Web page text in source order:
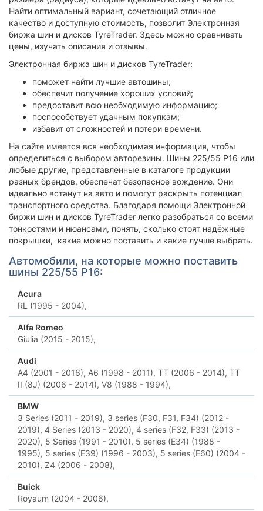
Найти оптимальный вариант, сочетающий отличное
качество и доступную стоимость, позволит Электронная
биржа шин и дисков TyreTrader. Здесь можно сравнивать
цены, изучать описания и отзывы.
Электронная биржа шин и дисков TyreTrader:
поможет найти лучшие автошины;
обеспечит получение хороших условий;
предоставит всю необходимую информацию;
поспособствует удачным покупкам;
избавит от сложностей и потери времени.
На сайте имеется вся необходимая информация, чтобы
определиться с выбором авторезины. Шины 225/55 Р16 или
любые другие, представленные в каталоге продукции
разных брендов, обеспечат безопасное вождение. Они
идеально встанут на авто и помогут раскрыть потенциал
транспортного средства. Благодаря помощи Электронной
биржи шин и дисков TyreTrader легко разобраться со всеми
тонкостями и нюансами, понять, сколько стоят надёжные
покрышки, какие можно поставить и какие лучше выбрать.
Автомобили, на которые можно поставить
шины 225/55 Р16:
Acura
RL (1995 - 2004),
Alfa Romeo
Giulia (2015 - 2015),
Audi
A4 (2001 - 2016), A6 (1998 - 2011), TT (2006 - 2014), TT
II (8J) (2006 - 2014), V8 (1988 - 1994),
BMW
3 Series (2011 - 2019), 3 series (F30, F31, F34) (2012 -
2019), 4 Series (2013 - 2020), 4 series (F32, F33) (2013 -
2020), 5 Series (1991 - 2010), 5 series (E34) (1988 -
1995), 5 series (E39) (1996 - 2003), 5 series (E60) (2004 -
2010), Z4 (2006 - 2008),
Buick
Royaum (2004 - 2006),